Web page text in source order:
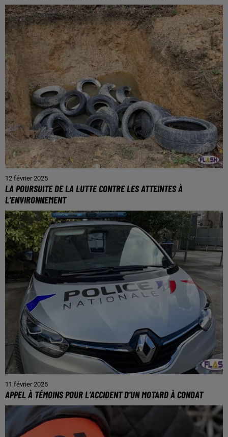
12 février 2025
LA POURSUITE DE LA LUTTE CONTRE LES ATTEINTES À
L’ENVIRONNEMENT
11 février 2025
APPEL À TÉMOINS POUR L’ACCIDENT D'UN MOTARD À CONDAT